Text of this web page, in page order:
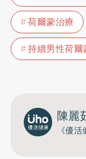
荷爾蒙治療
持續男性荷爾
陳麗
《優